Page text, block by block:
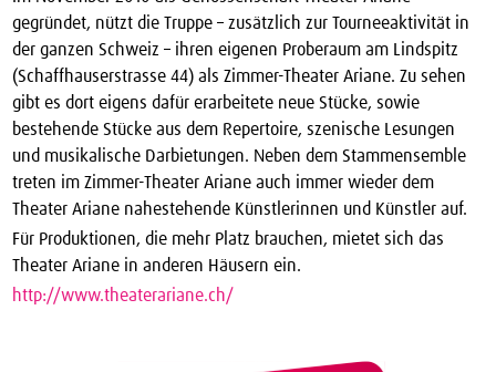
gegründet, nützt die Truppe – zusätzlich zur Tourneeaktivität in
der ganzen Schweiz – ihren eigenen Proberaum am Lindspitz
(Schaffhauserstrasse 44) als Zimmer-Theater Ariane. Zu sehen
gibt es dort eigens dafür erarbeitete neue Stücke, sowie
bestehende Stücke aus dem Repertoire, szenische Lesungen
und musikalische Darbietungen. Neben dem Stammensemble
treten im Zimmer-Theater Ariane auch immer wieder dem
Theater Ariane nahestehende Künstlerinnen und Künstler auf.
Für Produktionen, die mehr Platz brauchen, mietet sich das
Theater Ariane in anderen Häusern ein.
http://www.theaterariane.ch/